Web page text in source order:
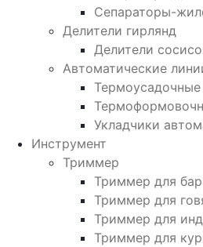
Сепараторы-
Делители гирлянд
Делители
Автоматические
Укладчики
Инструмент
Триммер
Триммер для
Триммер для
Триммер для
Триммер для